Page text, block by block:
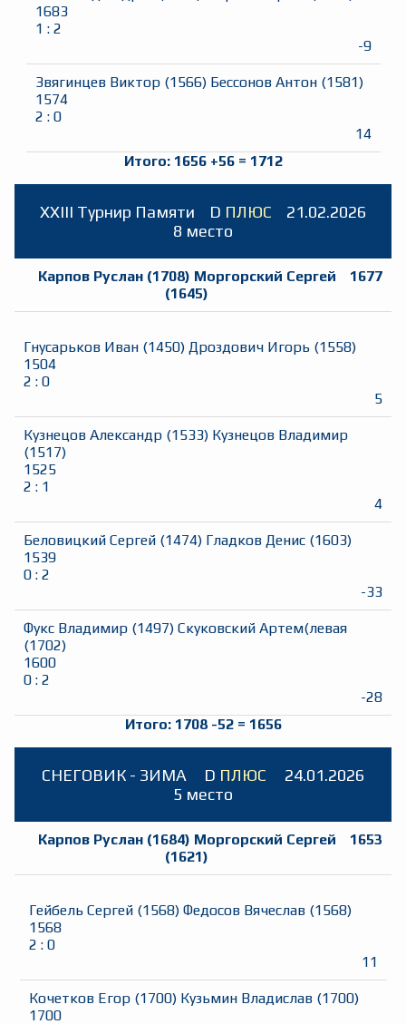
1683
1 : 2
-9
Звягинцев Виктор (1566) Бессонов Антон (1581)
1574
2 : 0
14
Итого: 1656 +56= 1712
ХХIII Турнир Памяти D ПЛЮС
21.02.2026
8 место
Карпов Руслан (1708) Моргорский Сергей
(1645)
1677
Гнусарьков Иван (1450) Дроздович Игорь (1558)
1504
2 : 0
5
Кузнецов Александр (1533) Кузнецов Владимир
(1517)
1525
2 : 1
4
Беловицкий Сергей (1474) Гладков Денис (1603)
1539
0 : 2
-33
Фукс Владимир (1497) Скуковский Артем(левая
(1702)
1600
0 : 2
-28
Итого: 1708 -52= 1656
СНЕГОВИК - ЗИМА D ПЛЮС
24.01.2026
5 место
Карпов Руслан (1684) Моргорский Сергей
(1621)
1653
Гейбель Сергей (1568) Федосов Вячеслав (1568)
1568
2 : 0
11
Кочетков Егор (1700) Кузьмин Владислав (1700)
1700